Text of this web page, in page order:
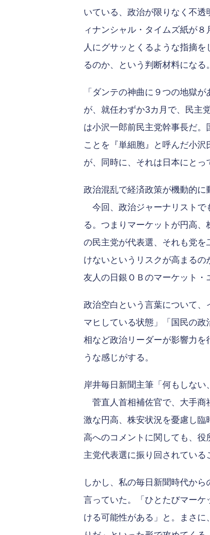
いている、政治が限りなく不
ィナンシャル・タイムズ紙が
人にグサッとくるような指摘
るのか、という判断材料になる
「ダンテの神曲に９つの地獄
が、就任わずか3カ月で、民主
は小沢一郎前民主党幹事長だ
ことを『単細胞』と呼んだ小
が、同時に、それは日本にとっ
政治混乱で経済政策が機動的に
今回、政治ジャーナリストで
る。つまりマーケットが円高
の民主党が代表選、それも党
けないというリスクが高まる
友人の日銀ＯＢのマーケット・
政治空白という言葉について
マヒしている状態」「国民の
相など政治リーダーが影響力
うな感じがする。
岸井毎日新聞主筆「何もしない
菅直人首相補佐官で、大手商
激な円高、株安状況を憂慮し
高へのコメントに関しても、
主党代表選に振り回されている
しかし、私の毎日新聞時代か
言っていた。「ひとたびマー
ける可能性がある」と。まさ